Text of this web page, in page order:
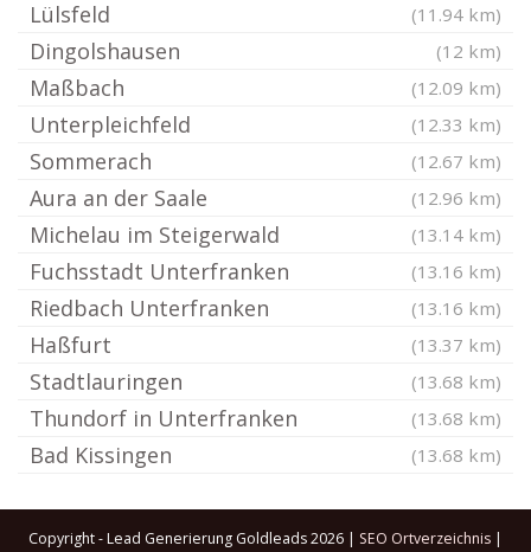
Lülsfeld (11.94 km)
Dingolshausen (12 km)
Maßbach (12.09 km)
Unterpleichfeld (12.33 km)
Sommerach (12.67 km)
Aura an der Saale (12.96 km)
Michelau im Steigerwald (13.14 km)
Fuchsstadt Unterfranken (13.16 km)
Riedbach Unterfranken (13.16 km)
Haßfurt (13.37 km)
Stadtlauringen (13.68 km)
Thundorf in Unterfranken (13.68 km)
Bad Kissingen (13.68 km)
Copyright - Lead Generierung Goldleads 2026 | SEO Ortverzeichnis |